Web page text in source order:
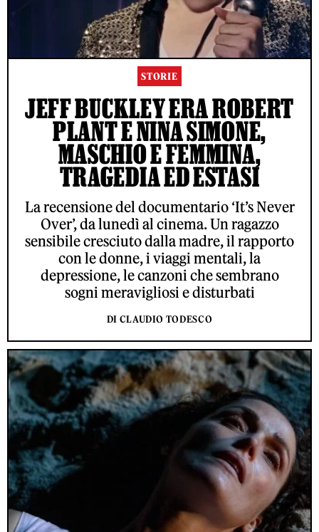
STORIE
JEFF BUCKLEY ERA ROBERT
PLANT E NINA SIMONE,
MASCHIO E FEMMINA,
TRAGEDIA ED ESTASI
La recensione del documentario ‘It’s Never
Over’, da lunedì al cinema. Un ragazzo
sensibile cresciuto dalla madre, il rapporto
con le donne, i viaggi mentali, la
depressione, le canzoni che sembrano
sogni meravigliosi e disturbati
DI CLAUDIO TODESCO